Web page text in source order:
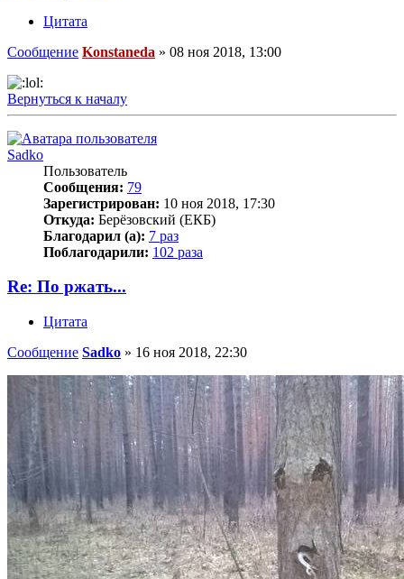
Цитата
Сообщение Konstaneda » 08 ноя 2018, 13:00
Вернуться к началу
Sadko
Пользователь
Сообщения: 79
Зарегистрирован: 10 ноя 2018, 17:30
Откуда: Берёзовский (ЕКБ)
Благодарил (а): 7 раз
Поблагодарили: 102 раза
Re: По ржать...
Цитата
Сообщение Sadko » 16 ноя 2018, 22:30